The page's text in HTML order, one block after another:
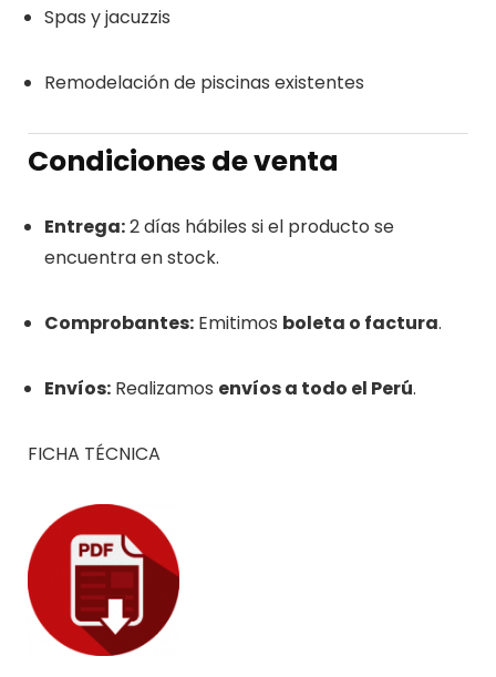
Spas y jacuzzis
Remodelación de piscinas existentes
Condiciones de venta
Entrega:2 días hábiles si el producto se
encuentra en stock.
Comprobantes:Emitimos boleta o factura.
Envíos:Realizamos envíos a todo el Perú.
FICHA TÉCNICA